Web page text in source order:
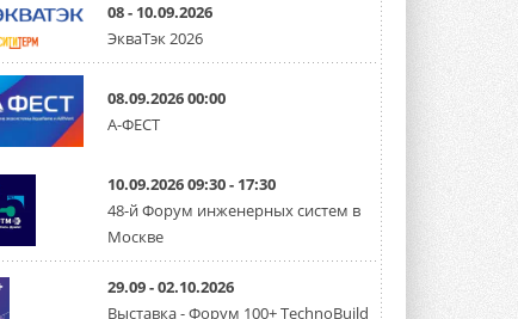
Mitsubishi расширяет
направление систем
Mitsubishi Electric создаёт в США новую
компанию MEHITS US Inc. ...
США запретили использование
иностранных инверторов
28 июля 2026 года Федеральная
комиссия по связи США (FCC) обновила
свой специальный перечень Covered ...
31 ИЮЛЯ 2026
08 - 10.09.2026
ЭкваТэк 2026
08.09.2026 00:00
А-ФЕСТ
10.09.2026 09:30 - 17:30
48-й Форум инженерных систем в
Москве
29.09 - 02.10.2026
Выставка - Форум 100+ TechnoBuild